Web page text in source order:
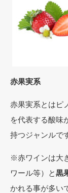
赤果実系
赤果実系とはピ
を代表する酸味
持つジャンルで
※赤ワインは大
ワール等）と黒
かれる事が多い